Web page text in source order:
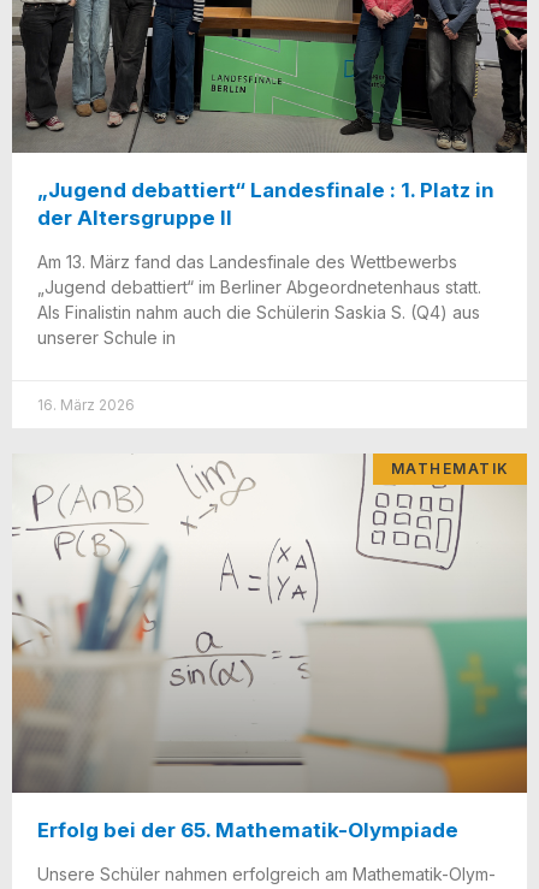
„Jugend debattiert“ Landesfinale : 1. Platz in
der Altersgruppe II
Am 13. März fand das Lan­des­fi­na­le des Wett­be­werbs
„Jugend debat­tiert“ im Ber­li­ner Abge­ord­ne­ten­haus statt.
Als Fina­lis­tin nahm auch die Schü­le­rin Saskia S. (Q4) aus
unse­rer Schu­le in
16. März 2026
MATHEMATIK
Erfolg bei der 65. Mathematik-Olympiade
Unse­re Schü­ler nah­men erfolg­reich am Mathe­ma­tik-Olym­